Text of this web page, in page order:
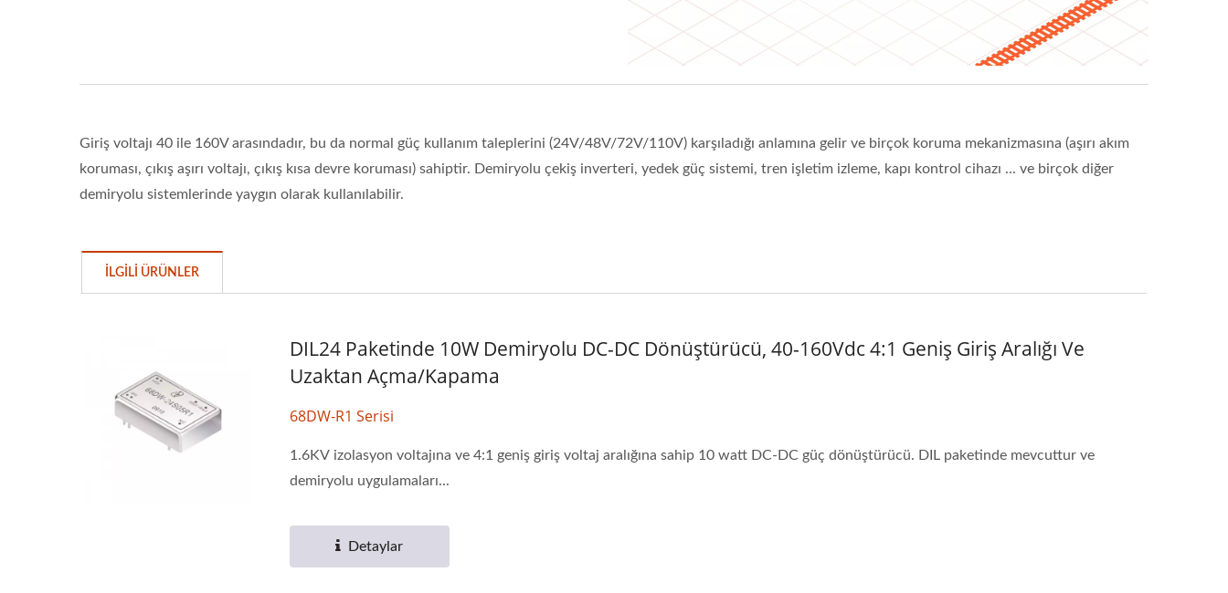
Giriş voltajı 40 ile 160V arasındadır, bu da normal güç kullanım taleplerini (24V/48V/72V/110V) karşıladığı anlamına gelir ve birçok koruma mekanizmasına (aşırı akım
koruması, çıkış aşırı voltajı, çıkış kısa devre koruması) sahiptir. Demiryolu çekiş inverteri, yedek güç sistemi, tren işletim izleme, kapı kontrol cihazı ... ve birçok diğer
demiryolu sistemlerinde yaygın olarak kullanılabilir.
İLGILI ÜRÜNLER
DIL24 Paketinde 10W Demiryolu DC-DC Dönüştürücü, 40-160Vdc 4:1 Geniş Giriş Aralığı Ve
Uzaktan Açma/Kapama
68DW-R1 Serisi
1.6KV izolasyon voltajına ve 4:1 geniş giriş voltaj aralığına sahip 10 watt DC-DC güç dönüştürücü. DIL paketinde mevcuttur ve
demiryolu uygulamaları...
Detaylar